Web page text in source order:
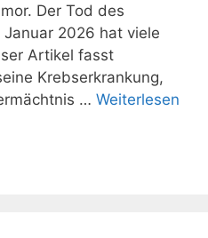
Der Tod des
2026 hat viele
Artikel fasst
Krebserkrankung,
… Weiterlesen